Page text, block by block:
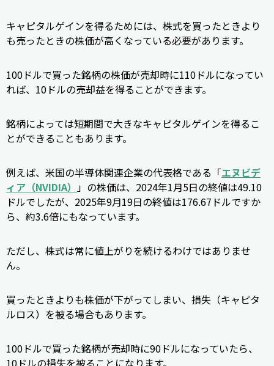
キャピタルゲインを得るためには、株式を買ったときより
も売ったときの株価が高くなっている必要があります。
100ドルで買った銘柄の株価が売却時に110ドルになってい
れば、10ドルの売却益を得ることができます。
銘柄によっては短期間で大きなキャピタルゲインを得るこ
とができることもあります。
例えば、米国の半導体関連企業の代表格である「エヌビデ
ィア（NVIDIA） 」の株価は、2024年1月5日の終値は49.10
ドルでしたが、2025年9月19日の終値は176.67ドルですか
ら、約3.6倍にもなっています。
ただし、株式は常に値上がりを続けるわけではありませ
ん。
買ったときよりも株価が下がってしまい、損失（キャピタ
ルロス）を被る場合もあります。
100ドルで買った銘柄が売却時に90ドルになっていたら、